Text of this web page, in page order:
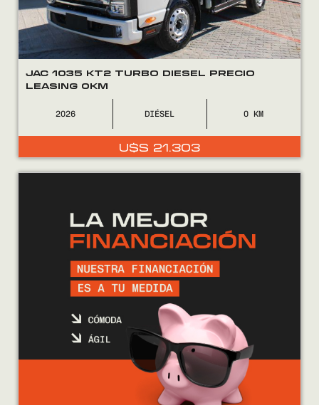
JAC 1035 KT2 TURBO DIESEL PRECIO
LEASING 0KM
2026 DIÉSEL 0
U$S 21.303